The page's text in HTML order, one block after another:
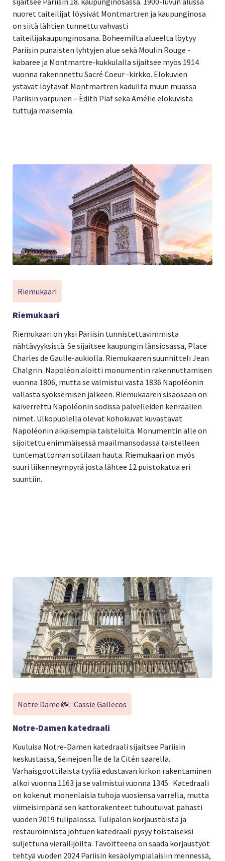
nuoret taiteilijat löysivät Montmartren ja kaupunginosa
on siitä lähtien tunnettu vahvasti
taiteilijakaupunginosana. Boheemilta alueelta löytyy
Pariisin punaisten lyhtyjen alue sekä Moulin Rouge -
kabaree ja Montmartre-kukkulalla sijaitsee myös 1914
vuonna rakennnettu Sacré Coeur -kirkko. Elokuvien
ystävät löytävät Montmartren kaduilta muun muassa
Pariisin varpunen – Èdith Piaf sekä Amélie elokuvista
tuttuja maisemia.
Riemukaari
Riemukaari
Riemukaari on yksi Pariisin tunnistettavimmista
nähtävyyksistä. Se sijaitsee kaupungin länsiosassa, Place
Charles de Gaulle-aukiolla. Riemukaaren suunnitteli Jean
Chalgrin. Napoléon aloitti monumentin rakennuttamisen
vuonna 1806, mutta se valmistui vasta 1836 Napoléonin
vallasta syöksemisen jälkeen. Riemukaaren sisäosaan on
kaiverrettu Napoléonin sodissa palvelleiden kenraalien
nimet. Ulkopuolella olevat kohokuvat kuvastavat
Napoléonin aikaisempia taisteluita. Monumentin alle on
sijoitettu enimmäisessä maailmansodassa taistelleen
tuntemattoman sotilaan hauta. Riemukaari on myös
suuri liikenneympyrä josta lähtee 12 puistokatua eri
suuntiin.
Notre Dame 📸: :Cassie Gallecos
Notre-Damen katedraali
Kuuluisa Notre-Damen katedraali sijaitsee Pariisin
keskustassa, Seinejoen Île de la Citén saarella.
Varhaisgoottilaista tyyliä edustavan kirkon rakentaminen
alkoi vuonna 1163 ja se valmistui vuonna 1345. Katedraali
on kokenut monenlaisia tuhoja vuosiensa varrella, mutta
viimeisimpänä sen kattorakenteet tuhoutuivat pahasti
vuoden 2019 tulipalossa. Tulipalon korjaustöistä ja
restauroinnista johtuen katedraali pysyy toistaiseksi
suljettuna vierailijoilta. Tavoitteena on saada korjaustyöt
tehtyä vuoden 2024 Pariisin kesäolympialaisiin mennessä,